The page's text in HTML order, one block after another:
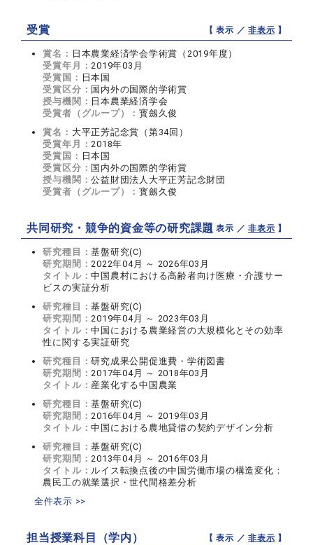
受賞 【 表示 ／非表示 】
賞名： 日本農業経済学会学術賞（2019年度）
受賞年月：2019年03月
受賞国： 日本国
受賞区分： 国内外の国際的学術賞
授与機関： 日本農業経済学会
受賞者（グループ）：寳劔久俊
賞名： 大平正芳記念賞（第34回）
受賞年月：2018年
受賞国： 日本国
受賞区分： 国内外の国際的学術賞
授与機関：公益財団法人大平正芳記念財団
受賞者（グループ）：寳劔久俊
共同研究・競争的資金等の研究課題【 表示 ／非表示 】
研究種目：基盤研究(C)
研究期間：2022年04月 ～ 2026年03月
タイトル：中国農村における高齢者向け医療・介護サー
ビスの実証分析
研究種目：基盤研究(C)
研究期間：2019年04月 ～ 2023年03月
タイトル：中国における農業経営の大規模化とその効率
性に関する実証研究
研究種目：研究成果公開促進費・学術図書
研究期間：2017年04月 ～ 2018年03月
タイトル： 産業化する中国農業
研究種目：基盤研究(C)
研究期間：2016年04月 ～ 2019年03月
タイトル：中国における農地貸借の契約デザイン分析
研究種目：基盤研究(C)
研究期間：2013年04月 ～ 2016年03月
タイトル： ルイス転換点後の中国労働市場の構造変化：
農民工の就業選択・世代間格差分析
全件表示 >>
担当授業科目（学内） 【 表示 ／非表示 】